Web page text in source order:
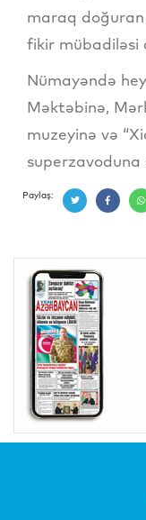
maraq
fikir mübadiləsi
Nümayəndə
Məktəbinə,
muzeyinə və
superzavoduna
Paylaş: